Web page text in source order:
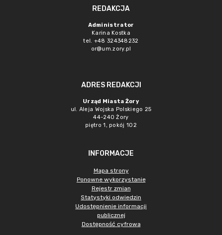
REDAKCJA
Administrator
Karina Kostka
tel. +48 324348232
or@um.zory.pl
ADRES REDAKCJI
Urząd Miasta Żory
ul. Aleja Wojska Polskiego 25
44-240 Żory
piętro 1, pokój 102
INFORMACJE
Mapa strony
Ponowne wykorzystanie
Rejestr zmian
Statystyki odwiedzin
Udostępnienie informacji
publicznej
Dostępność cyfrowa